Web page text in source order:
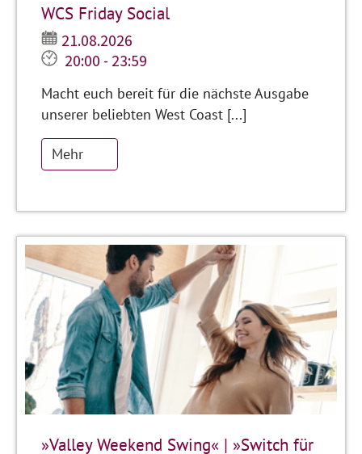
WCS Friday Social
21.08.2026
20:00 - 23:59
Macht euch bereit für die nächste Ausgabe
unserer beliebten West Coast [...]
Mehr
»Valley Weekend Swing« | »Switch für